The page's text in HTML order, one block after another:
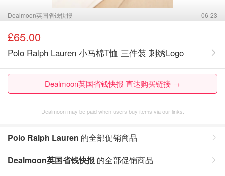
Dealmoon英国省钱快报 06-23
£65.00
Polo Ralph Lauren 小马棉T恤 三件装 刺绣Logo
Dealmoon英国省钱快报 直达购买链接 →
Dealmoon may be paid when users buy items via our links.
Polo Ralph Lauren 的全部促销商品
Dealmoon英国省钱快报 的全部促销商品